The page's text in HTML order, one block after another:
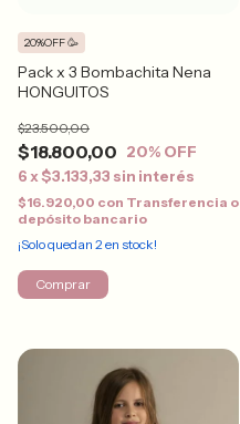
Pack x 3 Bombachita Nena
HONGUITOS
$18.800,00
$23.500,00
20% OFF
6 x$3.133,33 sin interés
20%OFF 🥳
$16.920,00 con Transferencia o
depósito bancario
¡Solo quedan 2 en stock!
Comprar